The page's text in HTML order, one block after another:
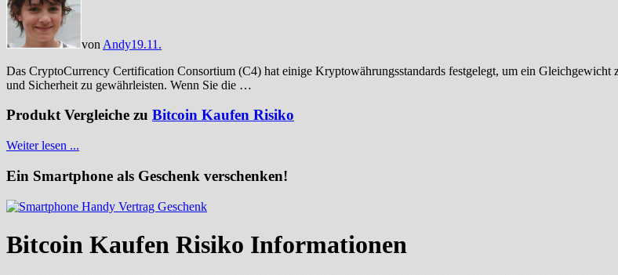
von Andy19.11.
Das CryptoCurrency Certification Consortium (C4) hat einige Kryptowährungsstandards festgelegt, um ein
und Sicherheit zu gewährleisten. Wenn Sie die …
Produkt Vergleiche zu Bitcoin Kaufen Risiko
Weiter lesen ...
Ein Smartphone als Geschenk verschenken!
Bitcoin Kaufen Risiko Informationen